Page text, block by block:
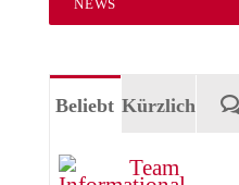
NEWS
Beliebt Kürzlich
Team